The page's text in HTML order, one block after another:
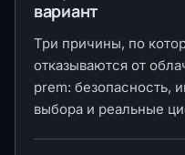
вариант
Три причины, по
отказываются от
prem: безопасность,
выбора и реальные